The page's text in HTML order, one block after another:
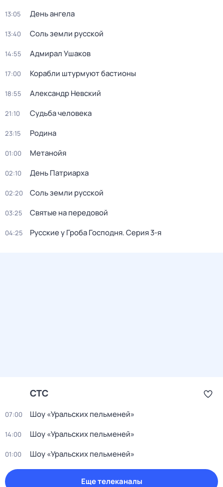
13:05 День ангела
13:40 Соль земли русской
14:55 Адмирал Ушаков
17:00 Корабли штурмуют бастионы
18:55 Александр Невский
21:10 Судьба человека
23:15 Родина
01:00 Метанойя
02:10 День Патриарха
02:20 Соль земли русской
03:25 Святые на передовой
04:25 Русcкие у Грoба Господня. Серия 3-я
СТС
07:00 Шоу «Уральских пельменей»
14:00 Шоу «Уральских пельменей»
01:00 Шоу «Уральских пельменей»
Еще телеканалы